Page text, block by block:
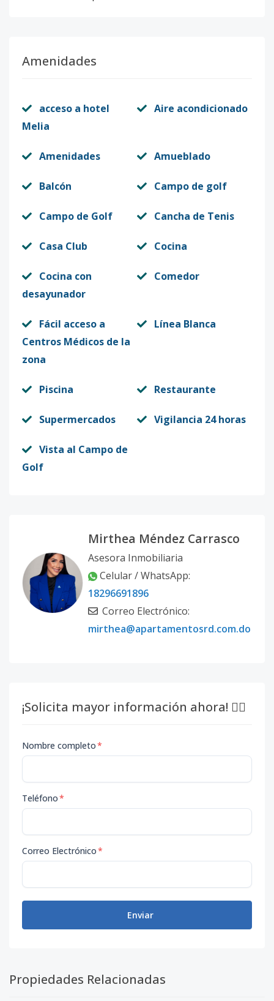
Amenidades
acceso a hotel
Melia
Aire acondicionado
Amenidades Amueblado
Balcón Campo de golf
Campo de Golf Cancha de Tenis
Casa Club Cocina
Cocina con
desayunador
Comedor
Fácil acceso a
Centros Médicos de la
zona
Línea Blanca
Piscina Restaurante
Supermercados Vigilancia 24 horas
Vista al Campo de
Golf
Mirthea Méndez Carrasco
Asesora Inmobiliaria
Celular / WhatsApp:
18296691896
Correo Electrónico:
mirthea@apartamentosrd.com.do
¡Solicita mayor información ahora! 👇🏽
Nombre completo*
Teléfono*
Correo Electrónico*
Enviar
Propiedades Relacionadas